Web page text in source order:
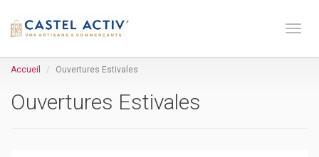
Toge
Accueil Ouvertures Estivales
Ouvertures Estivales